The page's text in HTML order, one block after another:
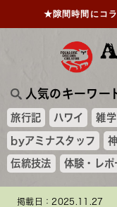
人気のキーワー
旅行記 ハワイ 雑学
byアミナスタッフ
伝統技法 体験・レポ
★隙間時間にコ
掲載日：2025.11.27